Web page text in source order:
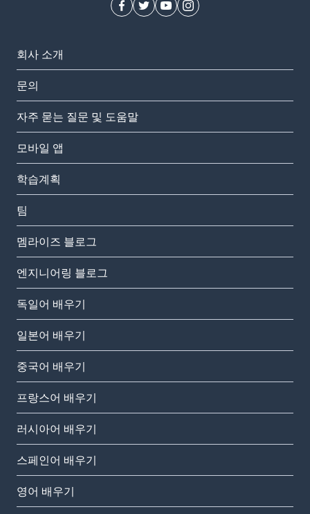
회사 소개
문의
자주 묻는 질문 및 도움말
모바일 앱
학습계획
팀
멤라이즈 블로그
엔지니어링 블로그
독일어 배우기
일본어 배우기
중국어 배우기
프랑스어 배우기
러시아어 배우기
스페인어 배우기
영어 배우기